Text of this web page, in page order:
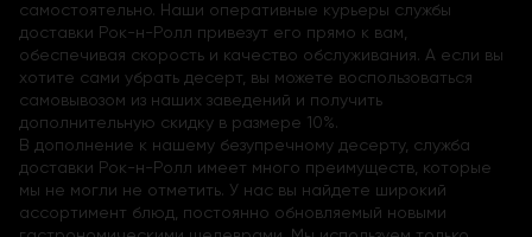
самостоятельно. Наши оперативные курьеры службы
доставки Рок-н-Ролл привезут его прямо к вам,
обеспечивая скорость и качество обслуживания. А если вы
хотите сами убрать десерт, вы можете воспользоваться
самовывозом из наших заведений и получить
дополнительную скидку в размере 10%.
В дополнение к нашему безупречному десерту, служба
доставки Рок-н-Ролл имеет много преимуществ, которые
мы не могли не отметить. У нас вы найдете широкий
ассортимент блюд, постоянно обновляемый новыми